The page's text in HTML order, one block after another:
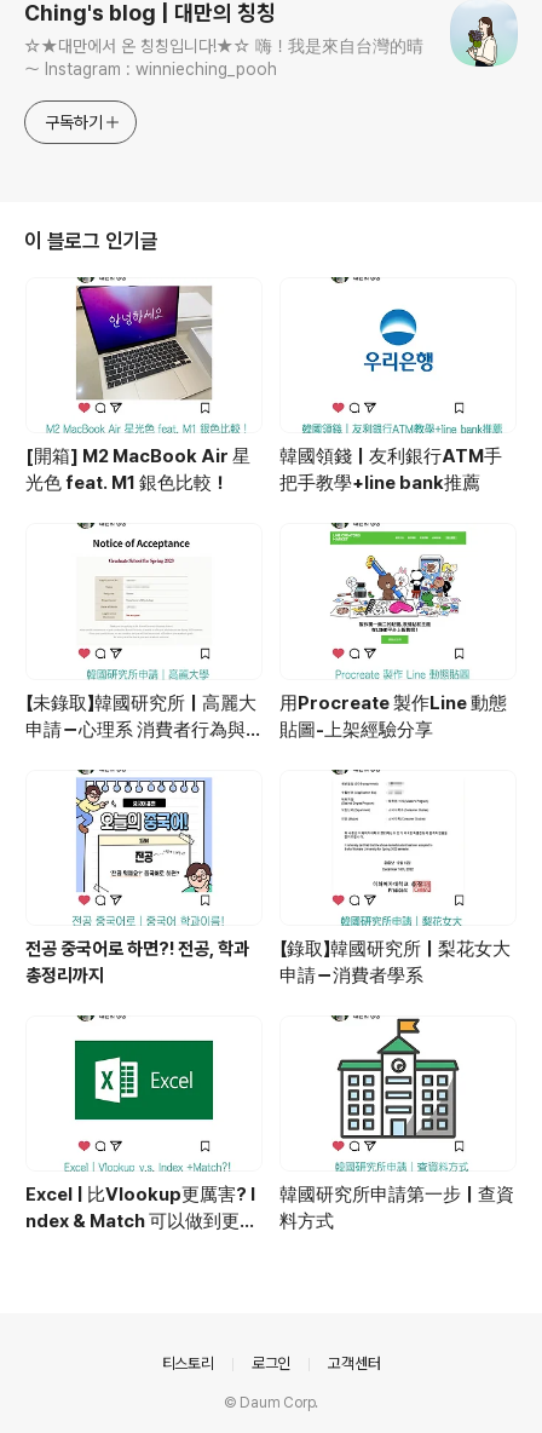
Ching's blog | 대만의 칭칭
☆★대만에서 온 칭칭입니다!★☆ 嗨！我是來自台灣的晴
～ Instagram : winnieching_pooh
구독하기
이 블로그 인기글
[開箱] M2 MacBook Air 星
光色 feat. M1 銀色比較！
韓國領錢｜友利銀行ATM手
把手教學+line bank推薦
【未錄取】韓國研究所｜高麗大
申請－心理系 消費者行為與
用Procreate 製作Line 動態
貼圖-上架經驗分享
전공 중국어로 하면?! 전공, 학과
총정리까지
【錄取】韓國研究所｜梨花女大
申請－消費者學系
Excel | 比Vlookup更厲害? I
ndex & Match 可以做到更多
韓國研究所申請第一步｜查資
料方式
티스토리 로그인 고객센터
© Daum Corp.